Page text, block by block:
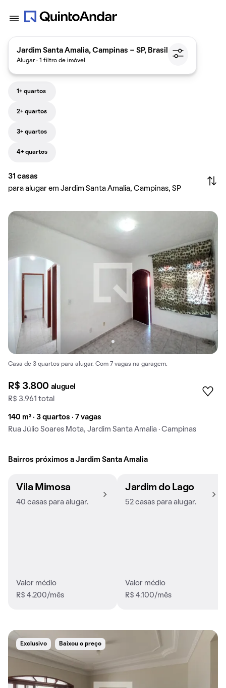
Jardim Santa Amalia, Campinas - SP, Brasil
Alugar · 1 filtro de imóvel
1+ quartos
2+ quartos
3+ quartos
4+ quartos
31 casas
para alugar em Jardim Santa Amalia, Campinas, SP
Casa de 3 quartos para alugar. Com 7 vagas na garagem.
R$ 3.800 aluguel
R$ 3.961 total
140 m² · 3 quartos · 7 vagas
Rua Júlio Soares Mota, Jardim Santa Amalia · Campinas
Bairros próximos a Jardim Santa Amalia
Vila Mimosa
40 casas para alugar.
Valor médio
R$ 4.200/mês
Jardim do Lago
52 casas para alugar.
Valor médio
R$ 4.100/mês
Exclusivo Baixou o preço